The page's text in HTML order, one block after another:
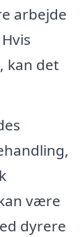
arbejde
kan det
være
dyrere